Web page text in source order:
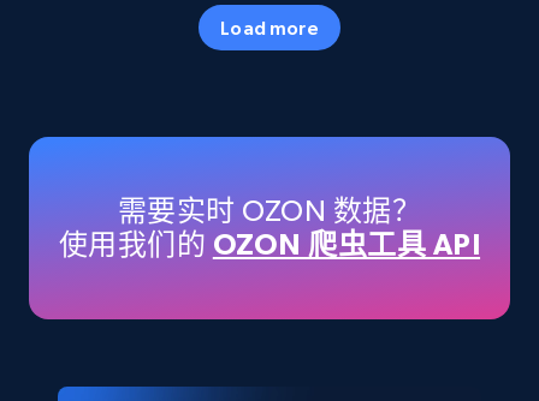
Specifications, Image urls, Top reviews, and
Load more
需要实时 OZON 数据？
使用我们的 OZON 爬虫工具 API